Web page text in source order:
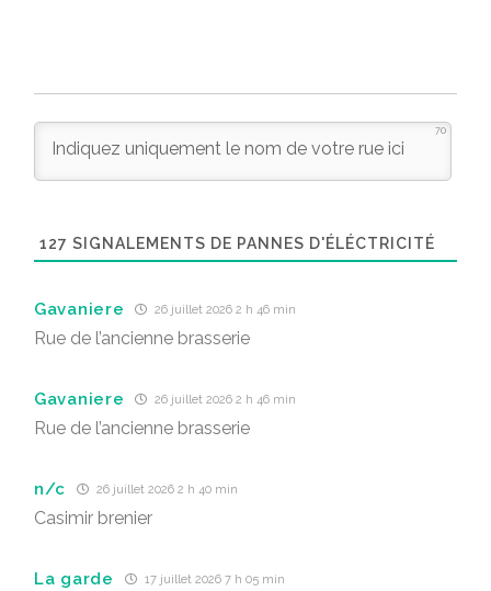
70
127 SIGNALEMENTS DE PANNES D'ÉLÉCTRICITÉ
Gavaniere 26 juillet 2026 2 h 46 min
Rue de l’ancienne brasserie
Gavaniere 26 juillet 2026 2 h 46 min
Rue de l’ancienne brasserie
n/c 26 juillet 2026 2 h 40 min
Casimir brenier
La garde 17 juillet 2026 7 h 05 min